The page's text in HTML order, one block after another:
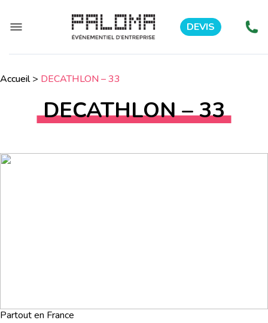
DEVIS
Accueil> DECATHLON – 33
DECATHLON – 33
Partout en France